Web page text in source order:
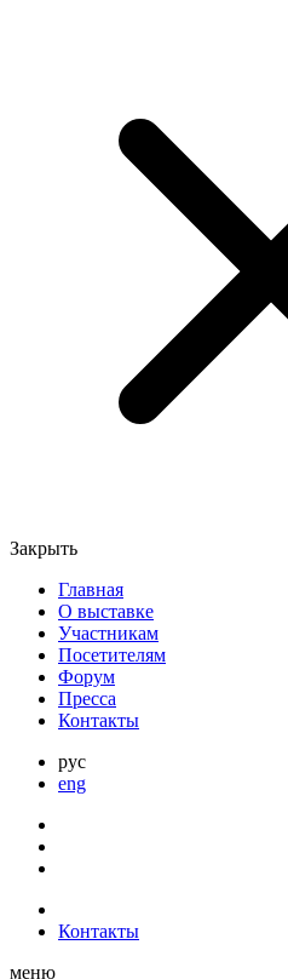
Закрыть
Главная
О выставке
Участникам
Посетителям
Форум
Пресса
Контакты
рус
eng
Контакты
меню